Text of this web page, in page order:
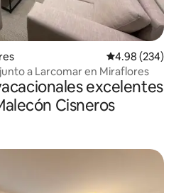
Calificación
4.98 (234)
a Larcomar en Miraflores
excelentes
Cisneros